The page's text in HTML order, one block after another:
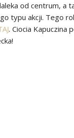
od centrum, a
typu akcji. Tego
. Ciocia Kapuczina